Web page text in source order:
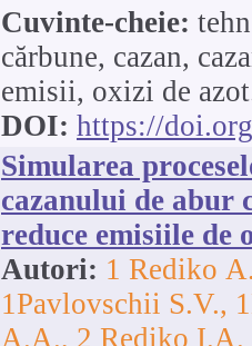
Cuvinte-cheie:
cărbune, cazan,
emisii, oxizi de
DOI: https://
Simularea
cazanului de abur
reduce emisiile de
Autori: 1 Rediko
1Pavlovschii S.V.,
А.А., 2 Rediko I.А.